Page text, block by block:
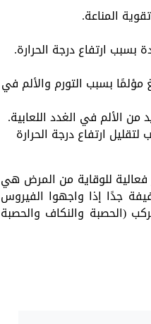
المناعة.
ارتفاع درجة الحرارة.
بسبب التورم والألم في
الألم في الغدد اللعابية.
ارتفاع درجة الحرارة
فعالية للوقاية من المرض هي
جدًا إذا واجهوا الفيروس
(الحصبة والنكاف والحصبة